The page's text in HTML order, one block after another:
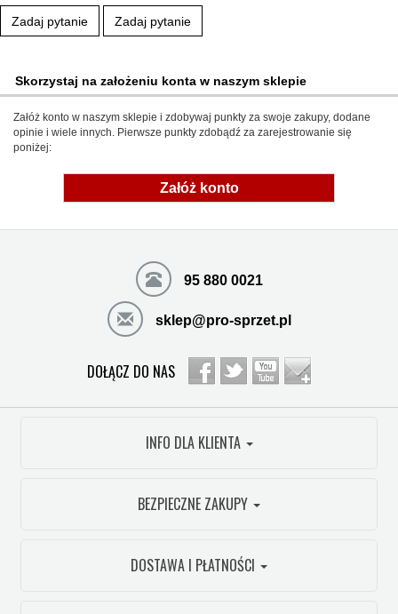
Zadaj pytanie Zadaj pytanie
Skorzystaj na założeniu konta w naszym sklepie
Załóż konto w naszym sklepie i zdobywaj punkty za swoje zakupy, dodane
opinie i wiele innych. Pierwsze punkty zdobądź za zarejestrowanie się
poniżej:
Załóż konto
95 880 0021
sklep@pro-sprzet.pl
DOŁĄCZ DO NAS
INFO DLA KLIENTA
BEZPIECZNE ZAKUPY
DOSTAWA I PŁATNOŚCI